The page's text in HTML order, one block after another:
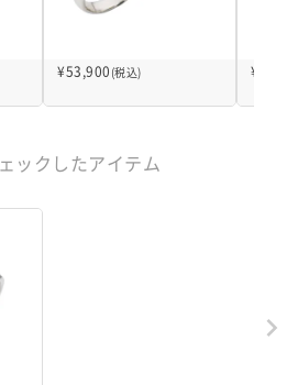
¥ 53,900 (税込) ¥
ックしたアイテム